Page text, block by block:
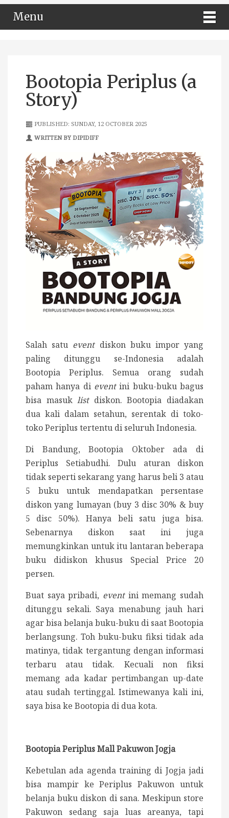
Menu
Bootopia Periplus (a
Story)
PUBLISHED: SUNDAY, 12 OCTOBER 2025
WRITTEN BY DIPIDIFF
Salah satu eventdiskon buku impor yang
paling ditunggu se-Indonesia adalah
Bootopia Periplus. Semua orang sudah
paham hanya di eventini buku-buku bagus
bisa masuklistdiskon. Bootopia diadakan
dua kali dalam setahun, serentak di toko-
toko Periplus tertentu di seluruh Indonesia.
Di Bandung, Bootopia Oktober ada di
Periplus Setiabudhi. Dulu aturan diskon
tidak seperti sekarang yang harus beli 3 atau
5 buku untuk mendapatkan persentase
diskon yang lumayan (buy 3 disc 30% & buy
5 disc 50%). Hanya beli satu juga bisa.
Sebenarnya diskon saat ini juga
memungkinkan untuk itu lantaran beberapa
buku didiskon khusus Special Price 20
persen.
Buat saya pribadi, eventini memang sudah
ditunggu sekali. Saya menabung jauh hari
agar bisa belanja buku-buku di saat Bootopia
berlangsung. Toh buku-buku fiksi tidak ada
matinya, tidak tergantung dengan informasi
terbaru atau tidak. Kecuali non fiksi
memang ada kadar pertimbangan up-date
atau sudah tertinggal.Istimewanya kali ini,
saya bisa ke Bootopia di dua kota.
Bootopia Periplus Mall Pakuwon Jogja
Kebetulan ada agenda training di Jogja jadi
bisa mampir ke Periplus Pakuwon untuk
belanja buku diskon di sana. Meskipun store
Pakuwon sedang saja luas areanya, tapi